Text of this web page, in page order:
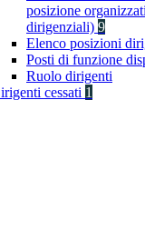
posizione
dirigenziali) 9
Elenco posizioni
Posti di funzione
Ruolo dirigenti
cessati 1